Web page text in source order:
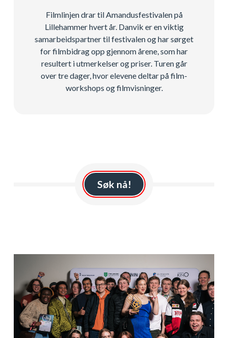
Filmlinjen drar til Amandusfestivalen på
Lillehammer hvert år. Danvik er en viktig
samarbeidspartner til festivalen og har sørget
for filmbidrag opp gjennom årene, som har
resultert i utmerkelser og priser. Turen går
over tre dager, hvor elevene deltar på film-
workshops og filmvisninger.
Søk nå!